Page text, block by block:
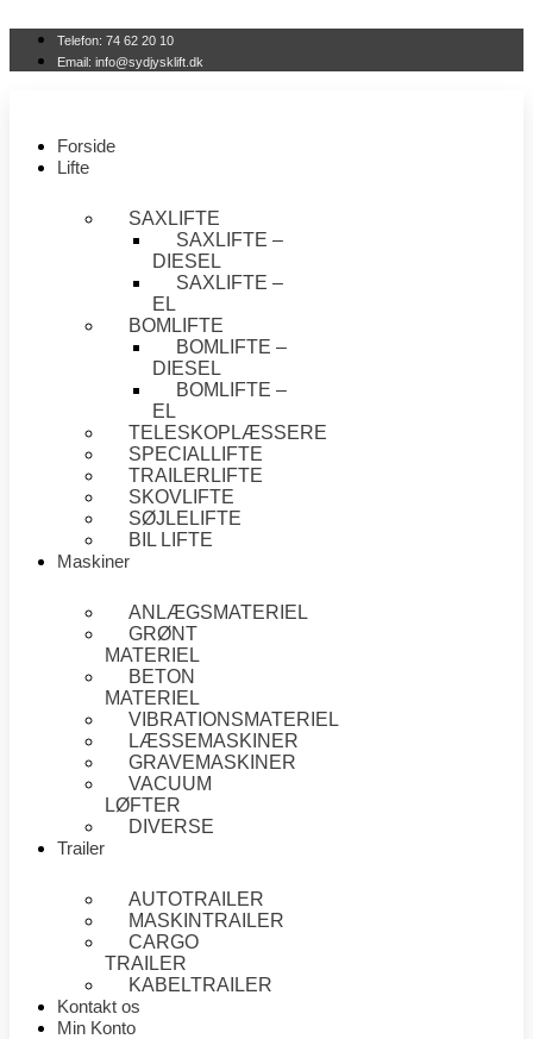
indhold
Telefon: 74 62 20 10
Email: info@sydjysklift.dk
Forside
Lifte
SAXLIFTE
SAXLIFTE –
DIESEL
SAXLIFTE –
EL
BOMLIFTE
BOMLIFTE –
DIESEL
BOMLIFTE –
EL
TELESKOPLÆSSERE
SPECIALLIFTE
TRAILERLIFTE
SKOVLIFTE
SØJLELIFTE
BIL LIFTE
Maskiner
ANLÆGSMATERIEL
GRØNT
MATERIEL
BETON
MATERIEL
VIBRATIONSMATERIEL
LÆSSEMASKINER
GRAVEMASKINER
VACUUM
LØFTER
DIVERSE
Trailer
AUTOTRAILER
MASKINTRAILER
CARGO
TRAILER
KABELTRAILER
Kontakt os
Min Konto